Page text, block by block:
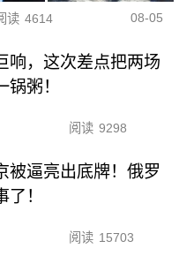
读 4614 08-05
响，这次差点把两场
锅粥！
阅读 9298
被逼亮出底牌！俄罗
！
阅读 15703